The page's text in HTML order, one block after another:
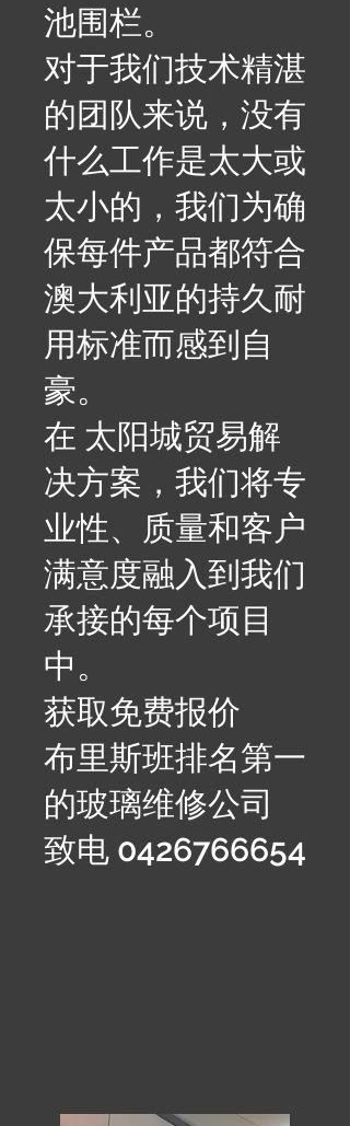
池围栏。
对于我们技术精湛
的团队来说，没有
什么工作是太大或
太小的，我们为确
保每件产品都符合
澳大利亚的持久耐
用标准而感到自
豪。
在 太阳城贸易解
决方案，我们将专
业性、质量和客户
满意度融入到我们
承接的每个项目
中。
获取免费报价
布里斯班排名第一
的玻璃维修公司
致电 0426766654